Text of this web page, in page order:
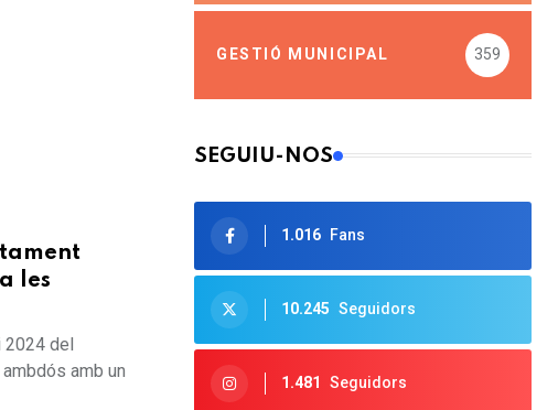
les
del
amb un
GESTIÓ MUNICIPAL 359
SEGUIU-NOS
1.016 Fans
10.245 Seguidors
1.481 Seguidors